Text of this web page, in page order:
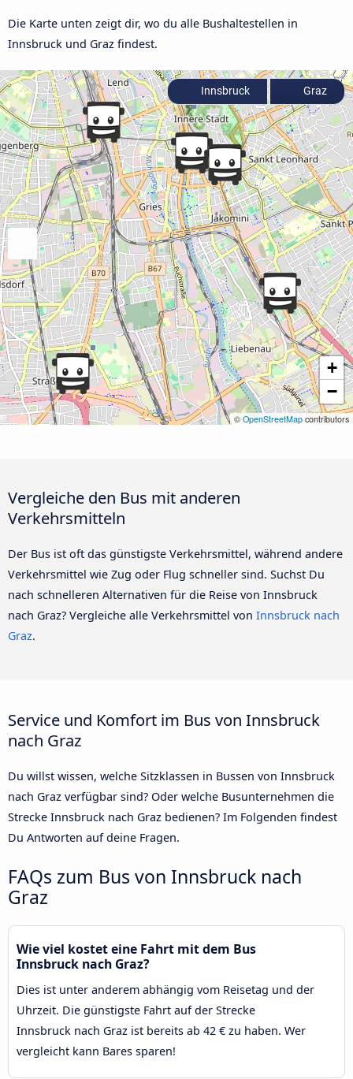
Die Karte unten zeigt dir, wo du alle Bushaltestellen in
Innsbruck und Graz findest.
+
−
© OpenStreetMap contributors
Innsbruck Graz
Vergleiche den Bus mit anderen
Verkehrsmitteln
Der Bus ist oft das günstigste Verkehrsmittel, während andere
Verkehrsmittel wie Zug oder Flug schneller sind. Suchst Du
nach schnelleren Alternativen für die Reise von Innsbruck
nach Graz? Vergleiche alle Verkehrsmittel von Innsbruck nach
Graz.
Service und Komfort im Bus von Innsbruck
nach Graz
Du willst wissen, welche Sitzklassen in Bussen von Innsbruck
nach Graz verfügbar sind? Oder welche Busunternehmen die
Strecke Innsbruck nach Graz bedienen? Im Folgenden findest
Du Antworten auf deine Fragen.
FAQs zum Bus von Innsbruck nach
Graz
Wie viel kostet eine Fahrt mit dem Bus
Innsbruck nach Graz?
Dies ist unter anderem abhängig vom Reisetag und der
Uhrzeit. Die günstigste Fahrt auf der Strecke
Innsbruck nach Graz ist bereits ab 42 € zu haben. Wer
vergleicht kann Bares sparen!